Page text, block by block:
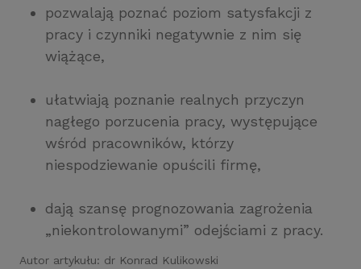
pozwalają poznać poziom satysfakcji z
pracy i czynniki negatywnie z nim się
wiążące,
ułatwiają poznanie realnych przyczyn
nagłego porzucenia pracy, występujące
wśród pracowników, którzy
niespodziewanie opuścili firmę,
dają szansę prognozowania zagrożenia
„niekontrolowanymi” odejściami z pracy.
Autor artykułu: dr Konrad Kulikowski